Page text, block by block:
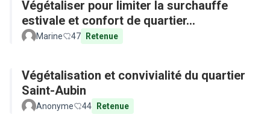
Végétaliser pour limiter la surchauffe
estivale et confort de quartier...
Marine 47 Retenue
Végétalisation et convivialité du quartier
Saint-Aubin
Anonyme 44 Retenue